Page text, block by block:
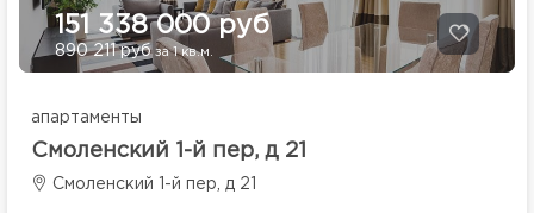
151 338 000 руб
890 211 рубза 1 кв.м.
апартаменты
Смоленский 1-й пер, д 21
Смоленский 1-й пер, д 21